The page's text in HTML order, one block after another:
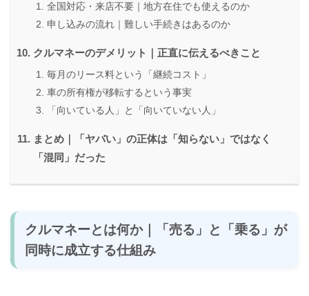
全国対応・来店不要｜地方在住でも使えるのか
申し込みの流れ｜難しい手続きはあるのか
クルマネーのデメリット｜正直に伝えるべきこと
毎月のリース料という「継続コスト」
車の所有権が移転するという事実
「向いている人」と「向いていない人」
まとめ｜「ヤバい」の正体は「知らない」ではなく
「混同」だった
クルマネーとは何か｜「売る」と「乗る」が
同時に成立する仕組み